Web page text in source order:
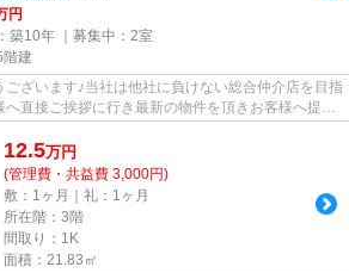
円
築10年 ｜募集中： 2室
階建
ざいます♪当社は他社に負けない総合仲介店を目指
へ直接ご挨拶に行き最新の物件を頂きお客様へ提供
12.5万円
(管理費・共益費 3,000円)
敷：1ヶ月｜礼：1ヶ月
所在階：3階
間取り：1K
面積：21.83㎡